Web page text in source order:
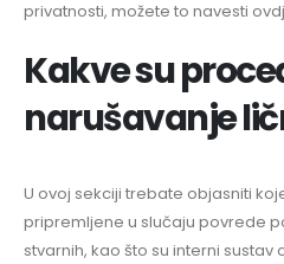
privatnosti, možete to navesti
Kakve su
narušavanje
U ovoj sekciji trebate objasniti
pripremljene u slučaju povrede
stvarnih, kao što su interni